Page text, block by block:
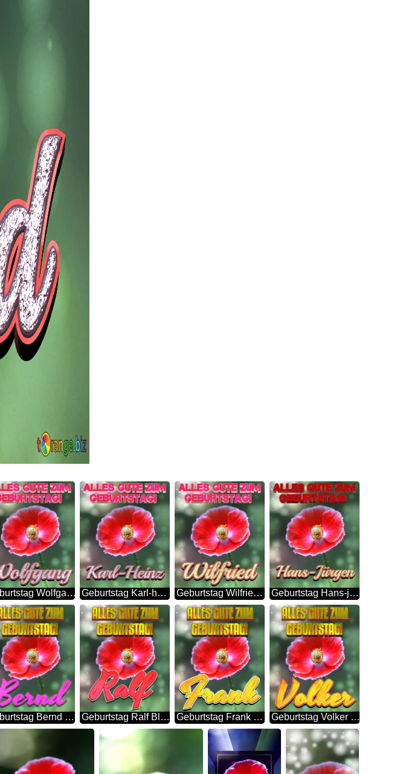
Geburtstag Wolfgang Blue Poppy Card Background Geburtstag Karl-heinz Blue Poppy Card Background Geburtstag Wilfried Blue Poppy Card Background Geburtstag Hans-jürgen Blue Poppy Card Background
Geburtstag Bernd Blue Poppy Card Background Geburtstag Ralf Blue Poppy Card Background Geburtstag Frank Blue Poppy Card Background Geburtstag Volker Blue Poppy Card Background